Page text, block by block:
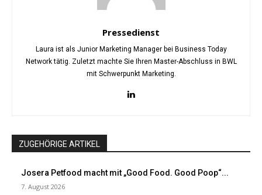
Pressedienst
Laura ist als Junior Marketing Manager bei Business Today
Network tätig. Zuletzt machte Sie Ihren Master-Abschluss in BWL
mit Schwerpunkt Marketing.
ZUGEHÖRIGE ARTIKEL
Josera Petfood macht mit „Good Food. Good Poop“...
7. August 2026